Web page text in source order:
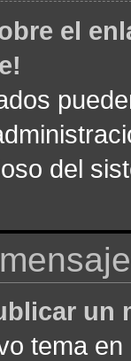
el
del
un
tema